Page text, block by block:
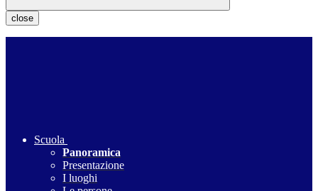
close
Scuola
Panoramica
Presentazione
I luoghi